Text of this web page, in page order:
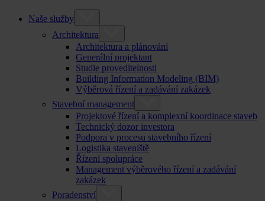
Naše služby
Architektura
Architektura a plánování
Generální projektant
Studie proveditelnosti
Building Information Modeling (BIM)
Výběrová řízení a zadávání zakázek
Stavební management
Projektové řízení a komplexní koordinace staveb
Technický dozor investora
Podpora v procesu stavebního řízení
Logistika staveniště
Řízení spolupráce
Management výběrového řízení a zadávání
zakázek
Poradenství